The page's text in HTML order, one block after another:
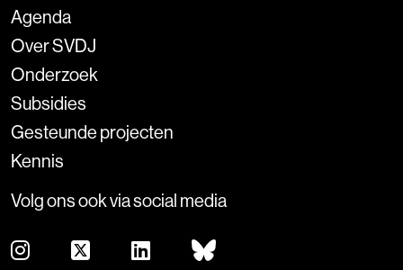
Agenda
Over SVDJ
Onderzoek
Subsidies
Gesteunde projecten
Kennis
Volg ons ook via social media